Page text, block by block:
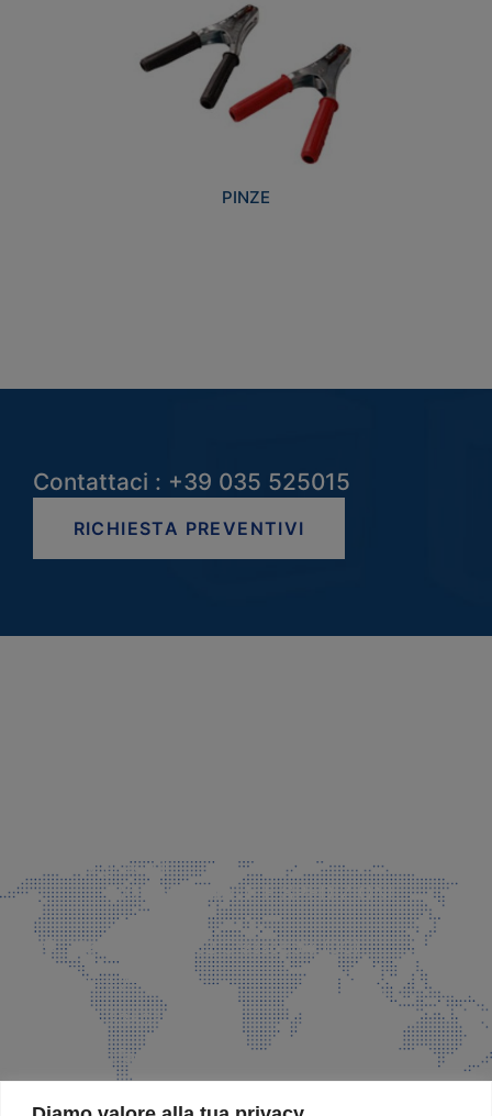
PINZE
Contattaci : +39 035 525015
RICHIESTA PREVENTIVI
info@faeg.it
COMMERCIALE E SPEDIZIONI
Via Padre Elzi, 32 Grassobbio (BG)
035 525015
035 335037
info@faeg.it
SITE MAP